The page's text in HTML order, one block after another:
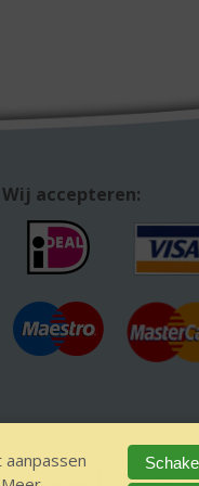
Wij accepteren: